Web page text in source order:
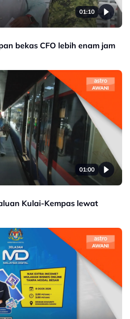
01:10
bekas CFO lebih enam jam
01:00
Kulai-Kempas lewat